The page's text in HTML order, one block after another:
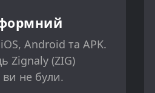
Android та APK.
Zignaly (ZIG)
не були.